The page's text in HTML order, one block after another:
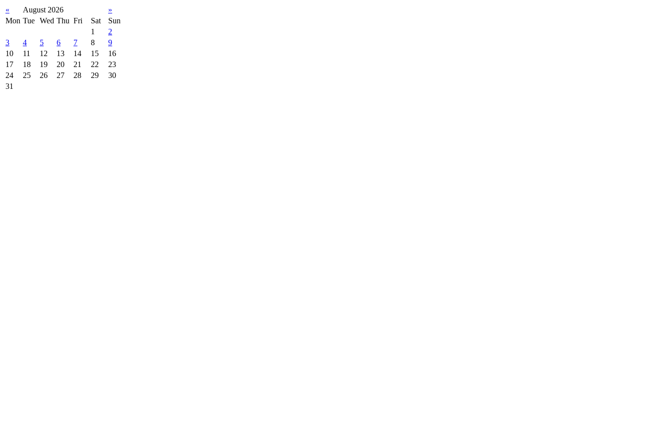
« August 2026
»
Mon Tue Wed Thu Fri Sat
Sun
1
2
3
4 5 6 7 8
9
10
11 12 13 14 15
16
17
18 19 20 21 22
23
24
25 26 27 28 29
30
31